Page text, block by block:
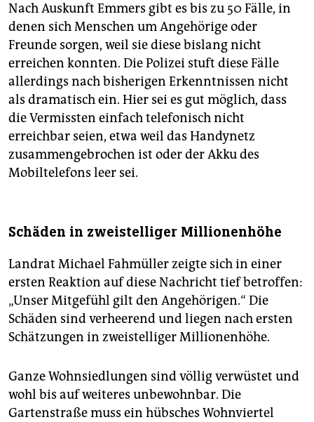
Nach Auskunft Emmers gibt es bis zu 50 Fälle, in
denen sich Menschen um Angehörige oder
Freunde sorgen, weil sie diese bislang nicht
erreichen konnten. Die Polizei stuft diese Fälle
allerdings nach bisherigen Erkenntnissen nicht
als dramatisch ein. Hier sei es gut möglich, dass
die Vermissten einfach telefonisch nicht
erreichbar seien, etwa weil das Handynetz
zusammengebrochen ist oder der Akku des
Mobiltelefons leer sei.
Schäden in zweistelliger Millionenhöhe
Landrat Michael Fahmüller zeigte sich in einer
ersten Reaktion auf diese Nachricht tief betroffen:
„Unser Mitgefühl gilt den Angehörigen.“ Die
Schäden sind verheerend und liegen nach ersten
Schätzungen in zweistelliger Millionenhöhe.
Ganze Wohnsiedlungen sind völlig verwüstet und
wohl bis auf weiteres unbewohnbar. Die
Gartenstraße muss ein hübsches Wohnviertel